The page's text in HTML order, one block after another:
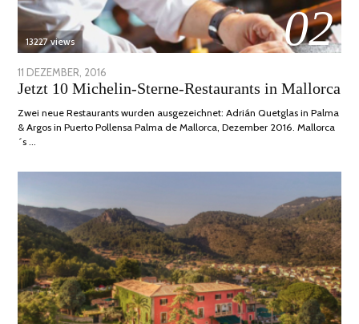
02
13227 views
POSTED
ON
11 DEZEMBER, 2016
JUNI,
Jetzt 10 Michelin-Sterne-Restaurants in Mallorca
Zwei neue Restaurants wurden ausgezeichnet: Adrián Quetglas in Palma
& Argos in Puerto Pollensa Palma de Mallorca, Dezember 2016. Mallorca
´s …